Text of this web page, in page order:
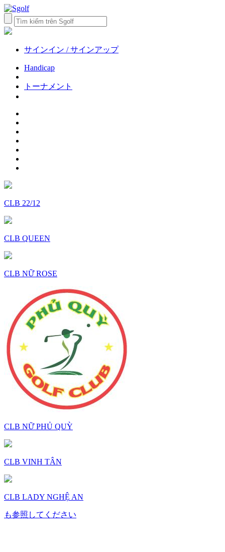
サインイン / サインアップ
Handicap
トーナメント
CLB 22/12
CLB QUEEN
CLB NỮ ROSE
CLB NỮ PHỦ QUỲ
CLB VINH TÂN
CLB LADY NGHỆ AN
も参照してください